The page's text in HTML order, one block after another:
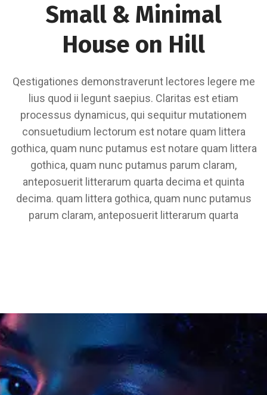
Small & Minimal
House on Hill
Qestigationes demonstraverunt lectores legere me
lius quod ii legunt saepius. Claritas est etiam
processus dynamicus, qui sequitur mutationem
consuetudium lectorum est notare quam littera
gothica, quam nunc putamus est notare quam littera
gothica, quam nunc putamus parum claram,
anteposuerit litterarum quarta decima et quinta
decima. quam littera gothica, quam nunc putamus
parum claram, anteposuerit litterarum quarta